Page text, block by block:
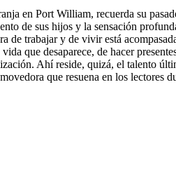
en Port William, recuerda su
de sus hijos y la sensación
de trabajar y de vivir está
que desaparece, de hacer
Ahí reside, quizá, el talento
que resuena en los lectores